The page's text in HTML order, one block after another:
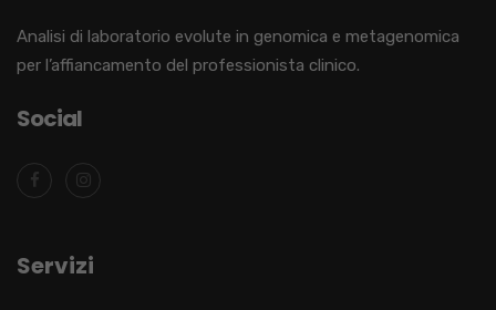
Analisi di laboratorio evolute in genomica e metagenomica
per l’affiancamento del professionista clinico.
Social
Servizi